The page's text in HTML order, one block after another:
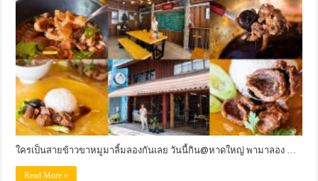
ใครเป็นสายข้าวขาหมูมาลิ้มลองกันเลย วันนี้กิน@หาดใหญ่ พามาลอง …
Read More »